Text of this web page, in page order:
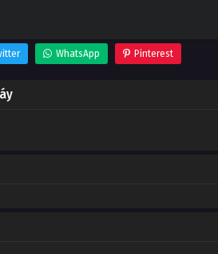
WhatsApp Pinterest